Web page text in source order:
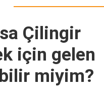
Çilingir
için gelen
miyim?